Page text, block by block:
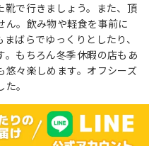
靴で行きましょう。また、頂
ん。飲み物や軽食を事前に
ばらでゆっくりとしたり、
。もちろん冬季休暇の店もあ
悠々楽しめます。オフシーズ
。